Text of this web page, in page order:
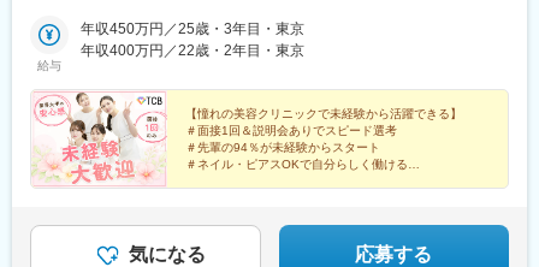
その上で、10年以内に母体である株式会社の上場も見据え運営し
ていきたいと考えております。
変更の範囲：無
横浜院、大宮東口院、水戸院、つくば院、宇都宮院、高崎院、前
橋院 など【中部】名古屋駅前院 、名古屋栄院、金山院、岐阜
院、長野院、松本院、山梨甲府駅前院 など【近畿】梅田大阪駅
前院、大阪阪急梅田駅前院、枚方院、天王寺院、堺院、なんば
院、心斎橋院、京都駅前院、奈良院、和歌山院、四日市院 など
【中四国】広島院、福山院、松山院、高松院、高知院、徳島院、
松江院、周南徳山駅ビル院 など【九州・沖縄】小倉院、佐賀
煙対策】屋内原則禁煙
浜駅、横浜駅、川崎駅、藤沢駅、本厚木駅、大宮駅(埼玉県)、川口
駅、川越駅、南越谷駅、宇都宮駅、水戸駅、つくば駅、千葉駅、
駅、さっぽろ駅、あおば通駅、福島駅(福島県)、郡山駅(福島県)、
青森駅、盛岡駅、山形駅、秋田駅、矢場町駅、近鉄名古屋駅、金
山駅(愛知県)、豊田市駅、駅前大通駅、名鉄岐阜駅、静岡駅、新浜
松駅、三島広小路駅、長野駅、松本駅、北鉄金沢駅、新潟駅、近
鉄四日市駅、電鉄富山駅、福井駅、甲府駅、東梅田駅、大阪難波
前駅、江坂駅、心斎橋駅、京都駅、烏丸駅、三ノ宮駅、姫路駅、
近鉄奈良駅、和歌山駅、草津駅(滋賀県)、徳山駅、立町駅、福山
給与
年収450万円／25歳・3年目・東京
年収400万円／22歳・2年目・東京
【憧れの美容クリニックで未経験から活躍できる】
＃面接1回＆説明会ありでスピード選考
＃先輩の94％が未経験からスタート
＃ネイル・ピアスOKで自分らしく働ける
気になる 応募する